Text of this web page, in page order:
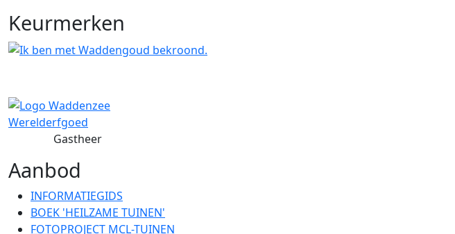
Keurmerken
Gastheer
Aanbod
INFORMATIEGIDS
BOEK 'HEILZAME TUINEN'
FOTOPROJECT MCL-TUINEN